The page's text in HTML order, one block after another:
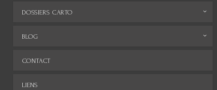
DOSSIERS CARTO
Monde
BLOG
Archives
CONTACT
LIENS